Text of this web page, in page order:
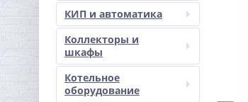
КИП и автоматика
Коллекторы и
шкафы
Котельное
оборудование